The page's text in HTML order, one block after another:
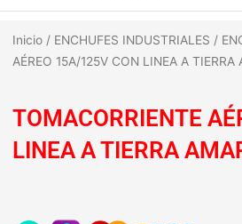
Inicio / ENCHUFES INDUSTRIALES /
AÉREO 15A/125V CON LINEA A
TOMACORRIENTE
LINEA A TIERRA